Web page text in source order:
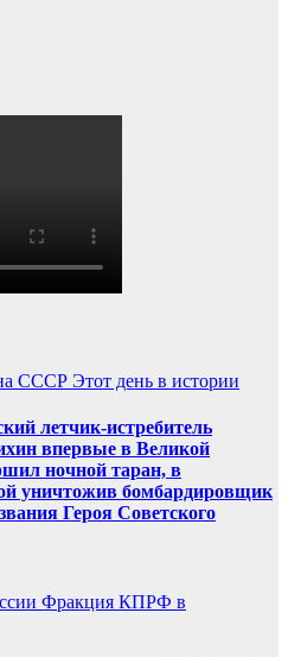
СССР Этот день в истории
летчик-истребитель
впервые в Великой
ночной таран, в
уничтожив бомбардировщик
Героя Советского
Фракция КПРФ в